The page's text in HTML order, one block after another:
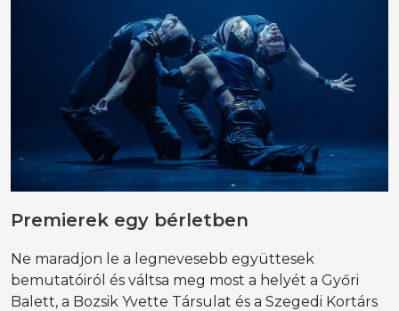
Premierek egy bérletben
Ne maradjon le a legnevesebb együttesek
bemutatóiról és váltsa meg most a helyét a Győri
Balett, a Bozsik Yvette Társulat és a Szegedi Kortárs